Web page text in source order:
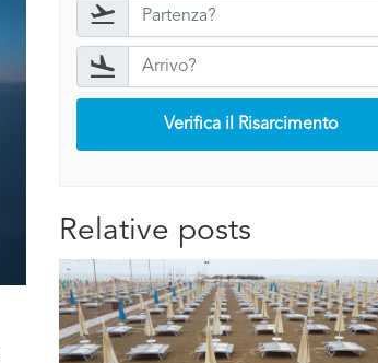
Verifica il Risarcimento
Relative posts